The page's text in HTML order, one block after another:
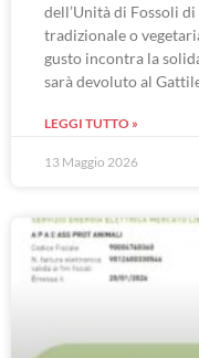
dell’Unità di Fossoli
tradizionale o
gusto incontra la
sarà devoluto al
LEGGI TUTTO »
13 Maggio 2026